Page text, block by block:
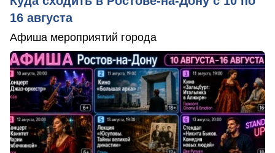
16 августа
Афиша мероприятий города